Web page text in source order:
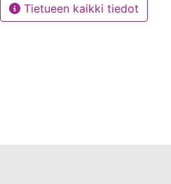
Tietueen kaikki tiedot